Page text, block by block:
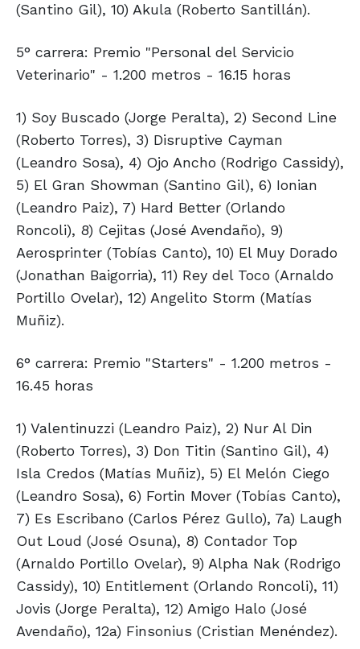
(Santino Gil), 10) Akula (Roberto Santillán).
5° carrera: Premio "Personal del Servicio
Veterinario" - 1.200 metros - 16.15 horas
1) Soy Buscado (Jorge Peralta), 2) Second Line
(Roberto Torres), 3) Disruptive Cayman
(Leandro Sosa), 4) Ojo Ancho (Rodrigo Cassidy),
5) El Gran Showman (Santino Gil), 6) Ionian
(Leandro Paiz), 7) Hard Better (Orlando
Roncoli), 8) Cejitas (José Avendaño), 9)
Aerosprinter (Tobías Canto), 10) El Muy Dorado
(Jonathan Baigorria), 11) Rey del Toco (Arnaldo
Portillo Ovelar), 12) Angelito Storm (Matías
Muñiz).
6° carrera: Premio "Starters" - 1.200 metros -
16.45 horas
1) Valentinuzzi (Leandro Paiz), 2) Nur Al Din
(Roberto Torres), 3) Don Titin (Santino Gil), 4)
Isla Credos (Matías Muñiz), 5) El Melón Ciego
(Leandro Sosa), 6) Fortin Mover (Tobías Canto),
7) Es Escribano (Carlos Pérez Gullo), 7a) Laugh
Out Loud (José Osuna), 8) Contador Top
(Arnaldo Portillo Ovelar), 9) Alpha Nak (Rodrigo
Cassidy), 10) Entitlement (Orlando Roncoli), 11)
Jovis (Jorge Peralta), 12) Amigo Halo (José
Avendaño), 12a) Finsonius (Cristian Menéndez).